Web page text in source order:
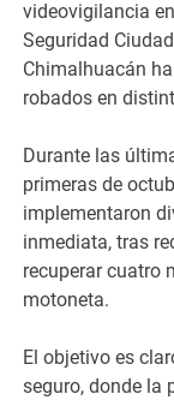
videovigilancia
Seguridad
Chimalhuacán
robados en
Durante las
primeras de
implementaron
inmediata, tras
recuperar cuatro
motoneta.
El objetivo es
seguro, donde la